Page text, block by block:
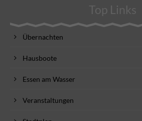
Top Links
Übernachten
Hausboote
Essen am Wasser
Veranstaltungen